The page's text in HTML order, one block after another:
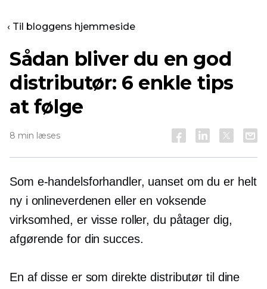
‹ Til bloggens hjemmeside
Sådan bliver du en god
distributør: 6 enkle tips
at følge
8 min læses
Som e-handelsforhandler, uanset om du er helt
ny i onlineverdenen eller en voksende
virksomhed, er visse roller, du påtager dig,
afgørende for din succes.
En af disse er som direkte distributør til dine